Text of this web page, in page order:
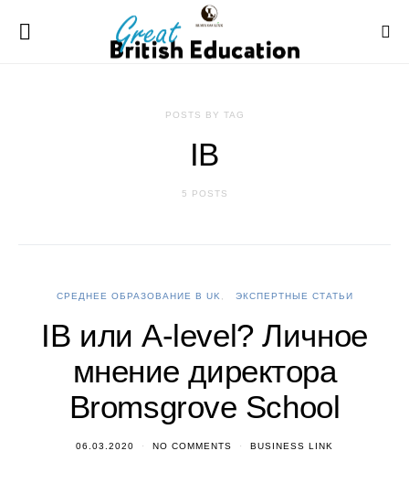
POSTS BY TAG
IB
5 POSTS
СРЕДНЕЕ ОБРАЗОВАНИЕ В UK ЭКСПЕРТНЫЕ СТАТЬИ
IB или A-level? Личное
мнение директора
Bromsgrove School
06.03.2020 NO COMMENTS BUSINESS LINK